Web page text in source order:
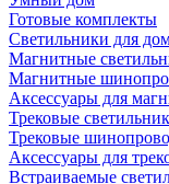
Готовые комплекты
Светильники для
Магнитные
Магнитные
Аксессуары для
Трековые
Трековые
Аксессуары для
Встраиваемые